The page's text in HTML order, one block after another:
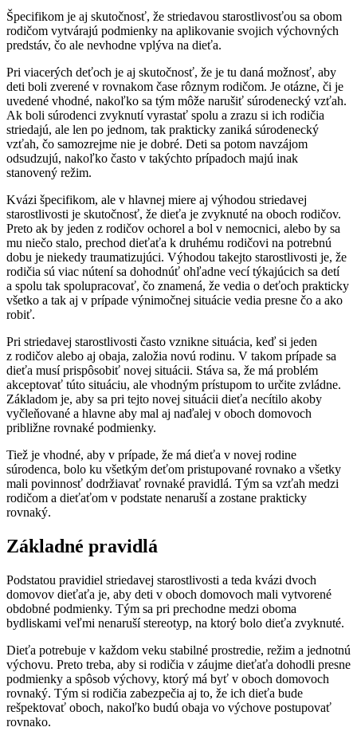
Špecifikom je aj skutočnosť, že striedavou starostlivosťou sa obom
rodičom vytvárajú podmienky na aplikovanie svojich výchovných
predstáv, čo ale nevhodne vplýva na dieťa.
Pri viacerých deťoch je aj skutočnosť, že je tu daná možnosť, aby
deti boli zverené v rovnakom čase rôznym rodičom. Je otázne, či je
uvedené vhodné, nakoľko sa tým môže narušiť súrodenecký vzťah.
Ak boli súrodenci zvyknutí vyrastať spolu a zrazu si ich rodičia
striedajú, ale len po jednom, tak prakticky zaniká súrodenecký
vzťah, čo samozrejme nie je dobré. Deti sa potom navzájom
odsudzujú, nakoľko často v takýchto prípadoch majú inak
stanovený režim.
Kvázi špecifikom, ale v hlavnej miere aj výhodou striedavej
starostlivosti je skutočnosť, že dieťa je zvyknuté na oboch rodičov.
Preto ak by jeden z rodičov ochorel a bol v nemocnici, alebo by sa
mu niečo stalo, prechod dieťaťa k druhému rodičovi na potrebnú
dobu je niekedy traumatizujúci. Výhodou takejto starostlivosti je, že
rodičia sú viac nútení sa dohodnúť ohľadne vecí týkajúcich sa detí
a spolu tak spolupracovať, čo znamená, že vedia o deťoch prakticky
všetko a tak aj v prípade výnimočnej situácie vedia presne čo a ako
robiť.
Pri striedavej starostlivosti často vznikne situácia, keď si jeden
z rodičov alebo aj obaja, založia novú rodinu. V takom prípade sa
dieťa musí prispôsobiť novej situácii. Stáva sa, že má problém
akceptovať túto situáciu, ale vhodným prístupom to určite zvládne.
Základom je, aby sa pri tejto novej situácii dieťa necítilo akoby
vyčleňované a hlavne aby mal aj naďalej v oboch domovoch
približne rovnaké podmienky.
Tiež je vhodné, aby v prípade, že má dieťa v novej rodine
súrodenca, bolo ku všetkým deťom pristupované rovnako a všetky
mali povinnosť dodržiavať rovnaké pravidlá. Tým sa vzťah medzi
rodičom a dieťaťom v podstate nenaruší a zostane prakticky
rovnaký.
Základné pravidlá
Podstatou pravidiel striedavej starostlivosti a teda kvázi dvoch
domovov dieťaťa je, aby deti v oboch domovoch mali vytvorené
obdobné podmienky. Tým sa pri prechodne medzi oboma
bydliskami veľmi nenaruší stereotyp, na ktorý bolo dieťa zvyknuté.
Dieťa potrebuje v každom veku stabilné prostredie, režim a jednotnú
výchovu. Preto treba, aby si rodičia v záujme dieťaťa dohodli presne
podmienky a spôsob výchovy, ktorý má byť v oboch domovoch
rovnaký. Tým si rodičia zabezpečia aj to, že ich dieťa bude
rešpektovať oboch, nakoľko budú obaja vo výchove postupovať
rovnako.